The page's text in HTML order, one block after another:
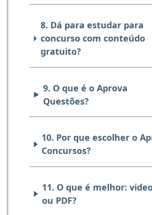
8. Dá para estudar para
concurso com conteúdo
gratuito?
9. O que é o Aprova
Questões?
10. Por que escolher o
Concursos?
11. O que é melhor:
ou PDF?